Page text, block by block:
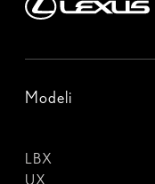
Modeli
LBX
UX